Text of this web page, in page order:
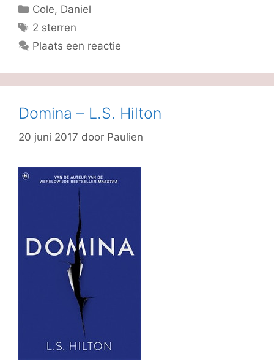
Categorieën
Cole, Daniel
Tags
2 sterren
Plaats een reactie
Domina – L.S. Hilton
20 juni 2017 door Paulien